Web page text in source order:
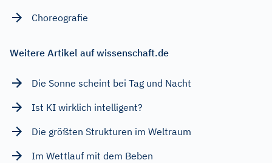
Choreografie
Weitere Artikel auf wissenschaft.de
Die Sonne scheint bei Tag und Nacht
Ist KI wirklich intelligent?
Die größten Strukturen im Weltraum
Im Wettlauf mit dem Beben